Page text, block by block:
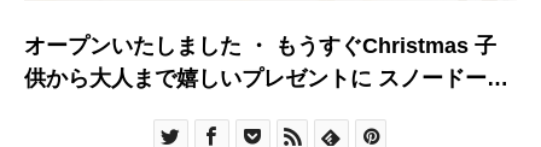
オープンいたしました ・ もうすぐChristmas 子
供から大人まで嬉しいプレゼントに スノードーム